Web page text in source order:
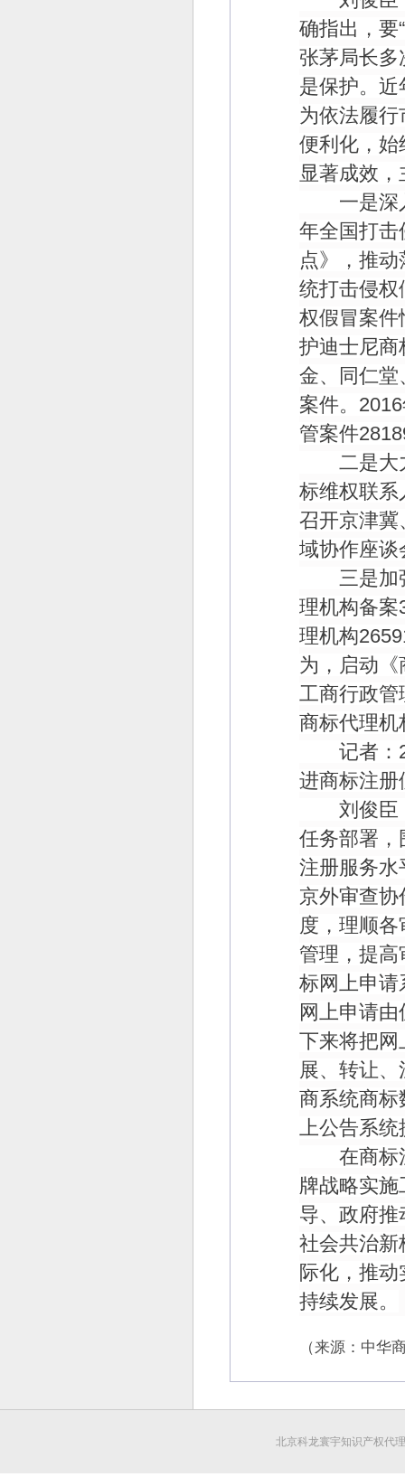
确指出，要“
张茅局长多
是保护。
为依法履
便利化，始
显著成效
一是深入
年全国打击
点》，推
统打击侵权
权假冒案件
护迪士尼商
金、同仁堂
案件。 2016
管案件
二是大力
标维权联系
召开京津冀
域协作座谈
三是加强
理机构备案
理机构
为，启动
工商行政管
商标代理机
记者：
进商标注册
刘俊臣
任务部署，
注册服务水
京外审查
度，理顺
管理，提高
标网上申请
网上申请
下来将把网
展、转让
商系统商标
上公告系统
在商标注
牌战略实
导、政府
社会共治新
际化，推
持续发展。
（来源：中华
北京科龙寰宇知识产权代